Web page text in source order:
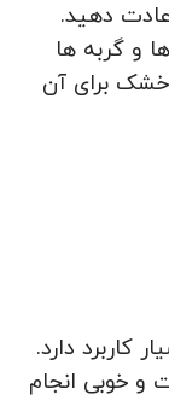
دهید.
و گربه ها
برای آن
کاربرد دارد.
و خوبی انجام